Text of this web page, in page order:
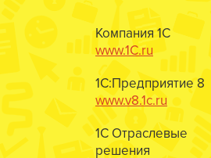
Компания 1С
www.1C.ru
1С:Предприятие 8
www.v8.1c.ru
1С Отраслевые
решения